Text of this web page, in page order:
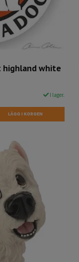
highland white
I lager.